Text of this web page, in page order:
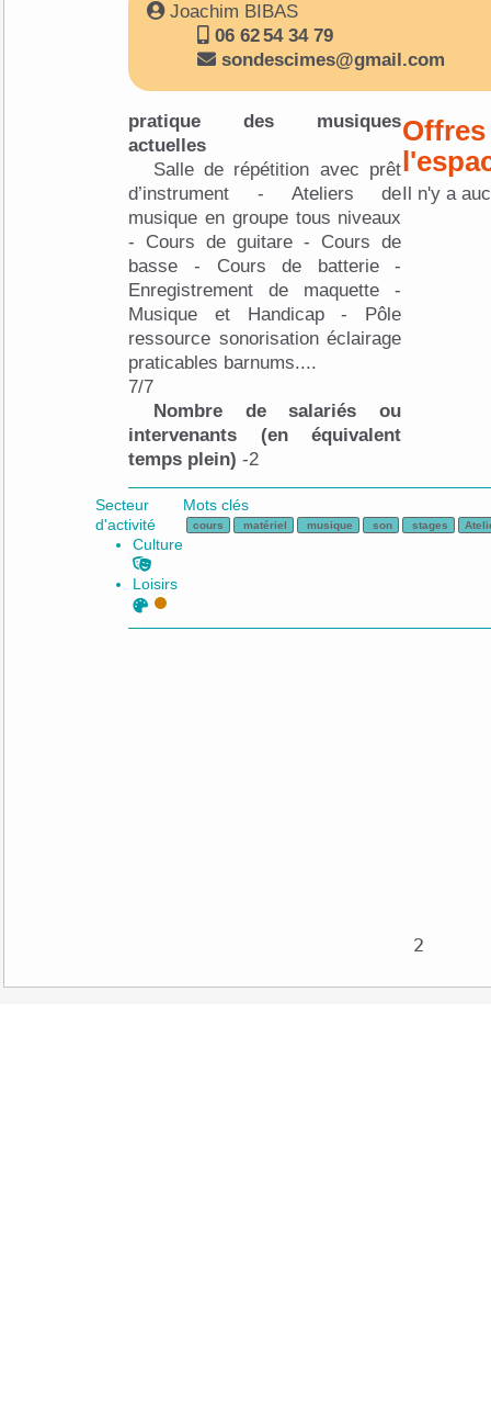
Joachim BIBAS
06 62 54 34 79
sondescimes@gmail.com
pratique des musiques
actuelles
Salle de répétition avec prêt
d’instrument - Ateliers de
musique en groupe tous niveaux
- Cours de guitare - Cours de
basse - Cours de batterie -
Enregistrement de maquette -
Musique et Handicap - Pôle
ressource sonorisation éclairage
praticables barnums....
7/7
Nombre de salariés ou
intervenants (en équivalent
temps plein) -2
Il n'y a
Secteur
d'activité
Culture
Loisirs
Mots clés
cours matériel musique son stages